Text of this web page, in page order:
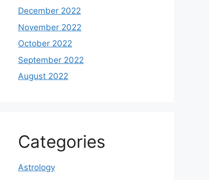
December 2022
November 2022
October 2022
September 2022
August 2022
Categories
Astrology